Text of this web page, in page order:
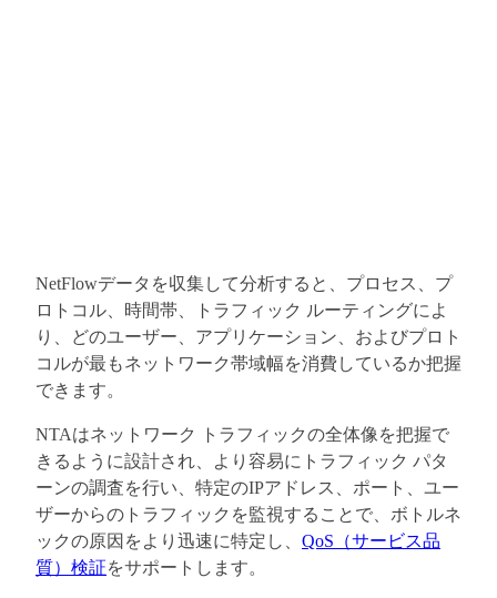
NetFlowデータを収集して分析すると、プロセス、プ
ロトコル、時間帯、トラフィック ルーティングによ
り、どのユーザー、アプリケーション、およびプロト
コルが最もネットワーク帯域幅を消費しているか把握
できます。
NTAはネットワーク トラフィックの全体像を把握で
きるように設計され、より容易にトラフィック パタ
ーンの調査を行い、特定のIPアドレス、ポート、ユー
ザーからのトラフィックを監視することで、ボトルネ
ックの原因をより迅速に特定し、 QoS（サービス品
質）検証をサポートします。